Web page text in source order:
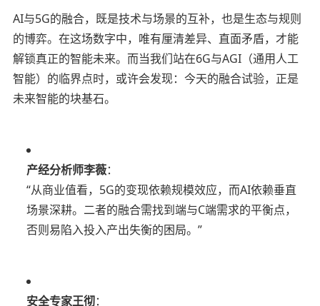
AI与5G的融合，既是技术与场景的互补，也是生态与规则
的博弈。在这场数字中，唯有厘清差异、直面矛盾，才能
解锁真正的智能未来。而当我们站在6G与AGI（通用人工
智能）的临界点时，或许会发现：今天的融合试验，正是
未来智能的块基石。
产经分析师李薇：
“从商业值看，5G的变现依赖规模效应，而AI依赖垂直
场景深耕。二者的融合需找到端与C端需求的平衡点，
否则易陷入投入产出失衡的困局。”
安全专家王彻：